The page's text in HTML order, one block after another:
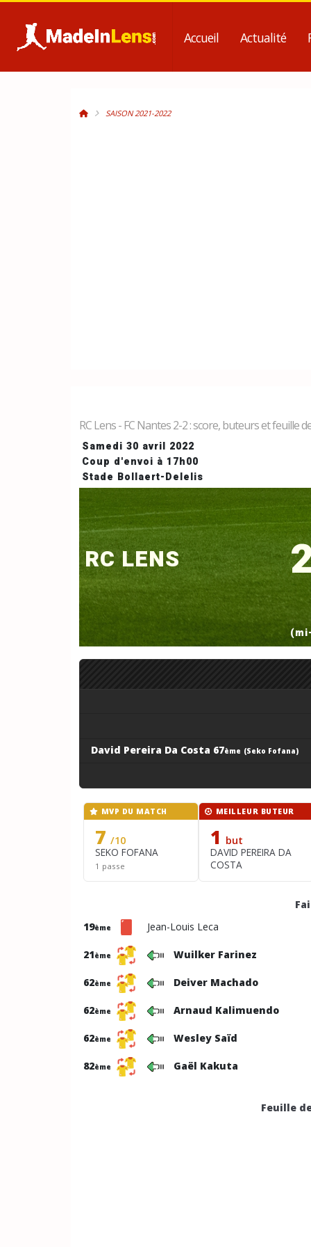
Accueil Actualité
SAISON 2021-2022
RC Lens - FC Nantes 2-2 : score, buteurs et feuille
Samedi 30 avril 2022
Coup d'envoi à 17h00
Stade Bollaert-Delelis
RC LENS
David Pereira Da Costa 67ème (Seko Fofana)
MVP DU MATCH
7 /10
SEKO FOFANA
1 passe
MEILLEUR BUTEUR
1 but
DAVID PEREIRA DA
COSTA
19ème Jean-Louis Leca
21ème Wuilker Farinez
62ème Deiver Machado
62ème Arnaud Kalimuendo
62ème Wesley Saïd
82ème Gaël Kakuta
Feuille